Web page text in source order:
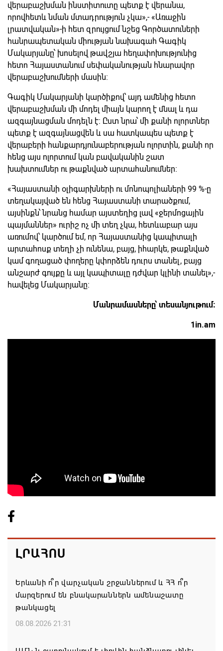
վերաբաշխման ինստիտուտը պետք է վերանա,
որովհետև նման մտադրություն չկա»,- «Առաջին
լրատվական»-ի հետ զրույցում նշեց Գործատուների
հանրապետական միության նախագահ Գագիկ
Մակարյանը՝ խոսելով թավշյա հեղափոխությունից
հետո Հայաստանում սեփականության հնարավոր
վերաբաշխումների մասին։
Գագիկ Մակարյանի կարծիքով՝ այդ ամենից հետո
վերաբաշխման մի մոդել միայն կարող է մնալ և դա
ազգայնացման մոդելն է։ Ըստ նրա՝ մի քանի ոլորտներ
պետք է ազգայնացվեն և սա հատկապես պետք է
վերաբերի հանքարդյունաբերության ոլորտին, քանի որ
հենց այս ոլորտում կան բավականին շատ
խախտումներ ու թաքնված արտահանումներ։
«Հայաստանի օլիգարխների ու մոնոպոլիաների 99 %-ը
տեղակայված են հենց Հայաստանի տարածքում,
այսինքն՝ նրանց համար այստեղից լավ «ջերմոցային
պայմաններ» ուրիշ ոչ մի տեղ չկա, հետևաբար այս
առումով՝ կարծում եմ, որ Հայաստանից կապիտալի
արտահոսք տեղի չի ունենա, բայց, իհարկե, թաքնված
կամ գողացած փողերը կփորձեն դուրս տանել, բայց
անշարժ գույքը և այլ կապիտալը դժվար կլինի տանել»,-
հավելեց Մակարյանը։
Մանրամասները՝ տեսանյութում։
1in.am
ԼՐԱՀՈՍ
Երևանի ո՞ր վարչական շրջաններում և ՀՀ ո՞ր
մարզերում են բնակարաններն ամենաշատը
թանկացել
08.08.2026 21:31